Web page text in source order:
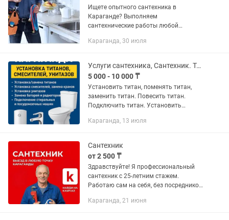
Ищете опытного сантехника в
Караганде? Выполняем
сантехнические работы любой
магазинов, кафе и предприятий.
доступным...
Караганда, 30 июля
Услуги сантехника, Сантехник. Титан, Смеситель, кран, унитаз, бачок, ванна.
5 000 - 10 000 ₸
Установить титан, поменять титан,
заменить титан. Повесить титан.
Подключить титан. Установить
(кухня/ванна), поменять кран,
Караганда, 13 июля
Сантехник
от 2 500 ₸
Здравствуйте! Я профессиональный
сантехник с 25-летним стажем.
Работаю сам на себя, без посредников
15-20% ниже, чем в крупных сервисах.
Караганда, 21 июня